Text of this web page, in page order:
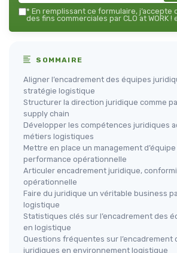
* En remplissant ce formulaire, j’accepte
des fins commerciales par CLO at WORK
SOMMAIRE
Aligner l’encadrement des équipes
stratégie logistique
Structurer la direction juridique comme
supply chain
Développer les compétences juridiques
métiers logistiques
Mettre en place un management
performance opérationnelle
Articuler encadrement juridique,
opérationnelle
Faire du juridique un véritable business
logistique
Statistiques clés sur l’encadrement des
en logistique
Questions fréquentes sur l’encadrement
juridiques en environnement logistique